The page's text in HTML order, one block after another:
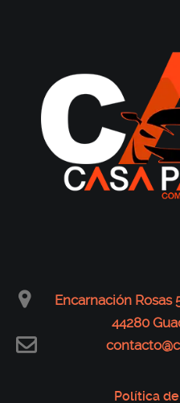
Encarnación Rosas
44280
Política